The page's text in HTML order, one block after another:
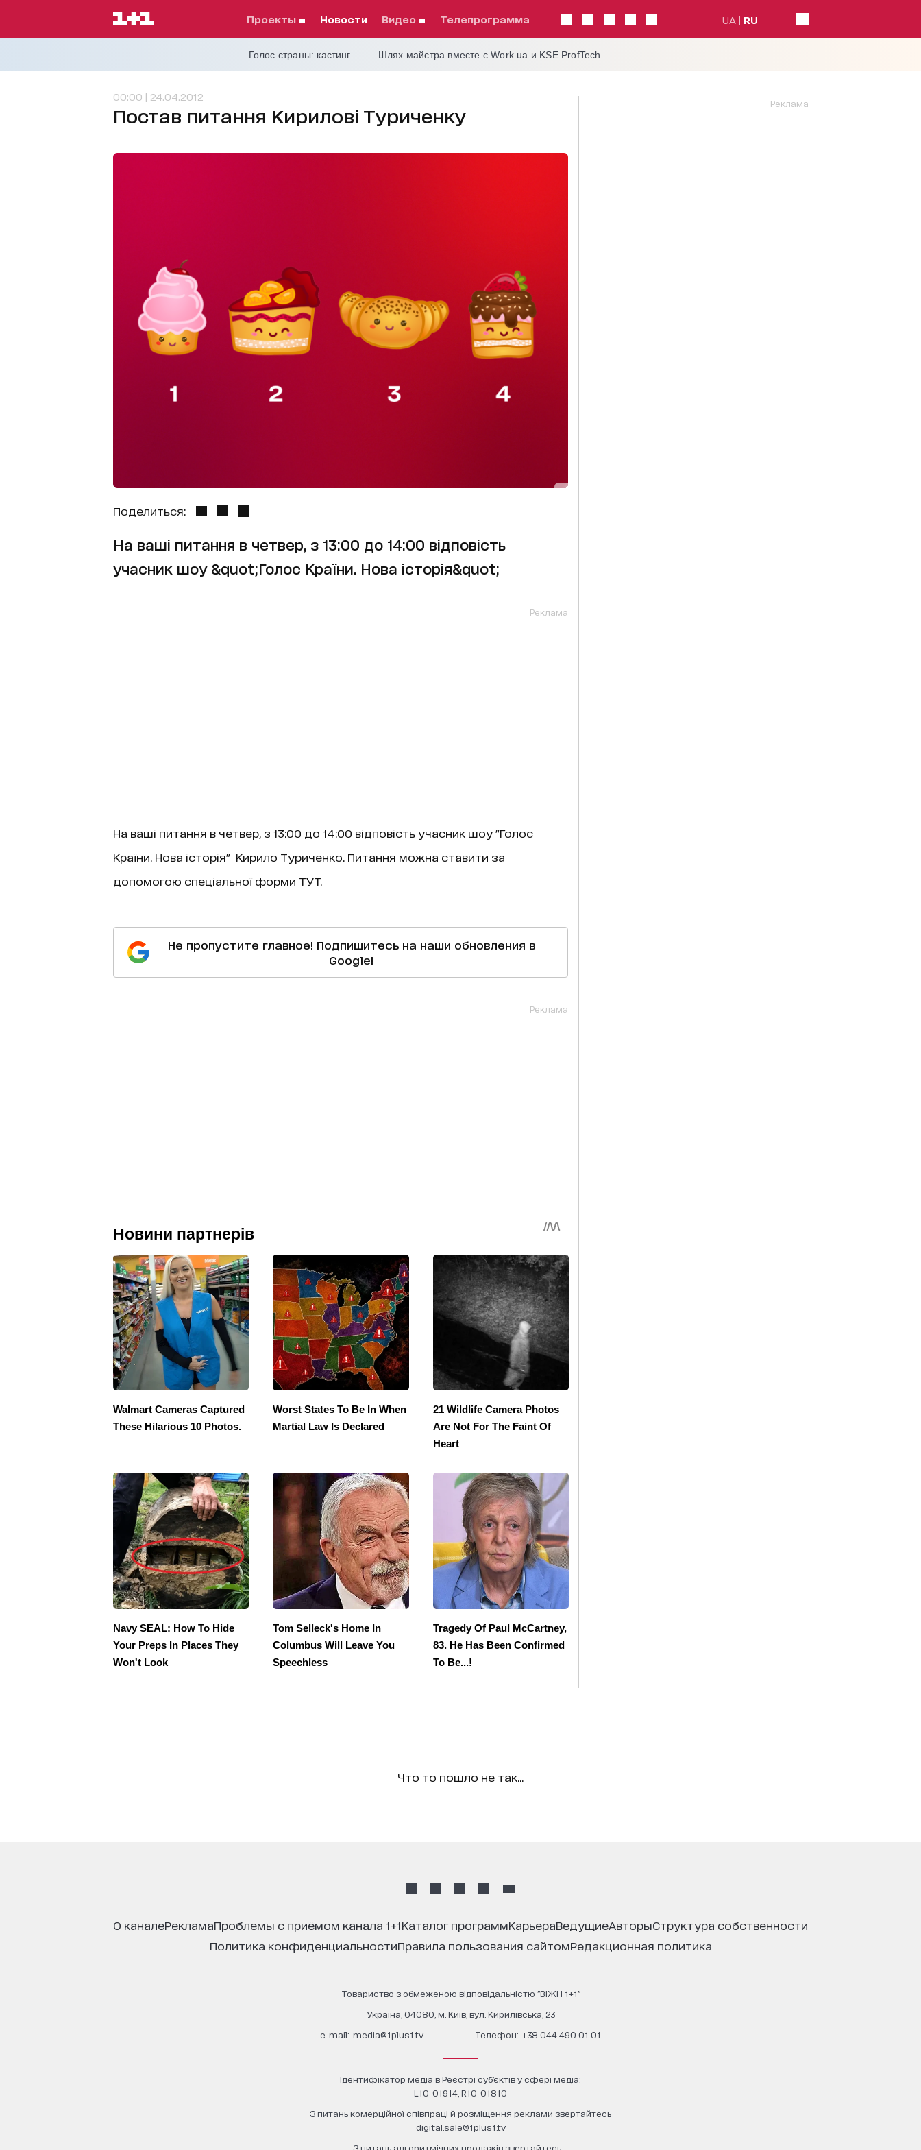
проекты Новости видео телепрограмма UA RU
Голос страны: кастинг Шлях майстра вместе с Work.ua и KSE ProfTech
00:00 | 24.04.2012
Постав питання Кирилові Туриченку
Поделиться:
На ваші питання в четвер, з 13:00 до 14:00 відповість
учасник шоу &quot;Голос Країни. Нова історія&quot;
Реклама
На ваші питання в четвер, з 13:00 до 14:00 відповість учасник шоу "Голос
Країни. Нова історія" Кирило Туриченко. Питання можна ставити за
допомогою спеціальної форми ТУТ.
Не пропустите главное! Подпишитесь на наши обновления в
Google!
Реклама
Реклама
Что то пошло не так...
о канале реклама проблемы с приёмом канала 1+1 каталог программ карьера ведущие авторы
структура собственности
политика конфиденциальности
правила пользования сайтом редакционная политика
Товариство з обмеженою відповідальністю "ВІЖН 1+1"
Україна, 04080, м. Київ, вул. Кирилівська, 23
е-mail: media@1plus1.tv Телефон: +38 044 490 01 01
Ідентифікатор медіа в Реєстрі суб’єктів у сфері медіа:
L10-01914, R10-01810
З питань комерційної співпраці й розміщення реклами звертайтесь
digital.sale@1plus1.tv
З питань алгоритмічних продажів звертайтесь